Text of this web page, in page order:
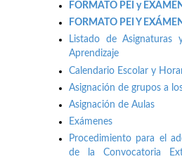
FORMATO PEI y
FORMATO PEI Y
Listado de
Aprendizaje
Calendario Escolar y
Asignación de grupos a
Asignación de Aulas
Exámenes
Procedimiento para el
de la Convocatoria